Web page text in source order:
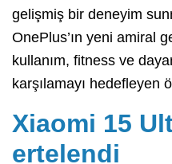
gelişmiş bir deneyim
OnePlus’ın yeni amiral
kullanım, fitness ve
karşılamayı hedefleyen
Xiaomi 15
ertelendi